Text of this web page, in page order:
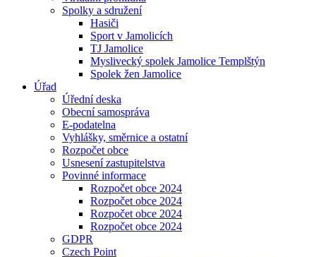
Spolky a sdružení
Hasiči
Sport v Jamolicích
TJ Jamolice
Myslivecký spolek Jamolice Templštýn
Spolek žen Jamolice
Úřad
Úřední deska
Obecní samospráva
E-podatelna
Vyhlášky, směrnice a ostatní
Rozpočet obce
Usnesení zastupitelstva
Povinné informace
Rozpočet obce 2024
Rozpočet obce 2024
Rozpočet obce 2024
Rozpočet obce 2024
GDPR
Czech Point